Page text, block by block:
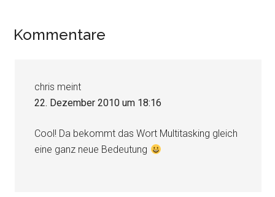
Leser-
Kommentare
chris meint
22. Dezember 2010 um 18:16
Cool! Da bekommt das Wort Multitasking gleich
eine ganz neue Bedeutung